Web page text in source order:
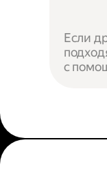
Если
с